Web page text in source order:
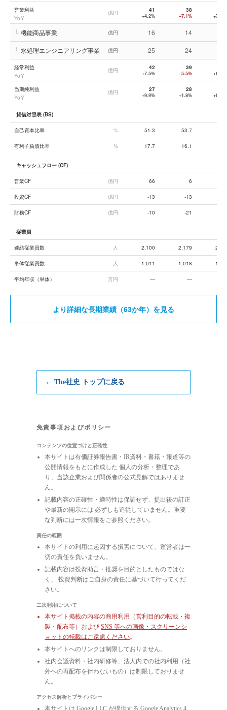
営業利益
YoY
億円 41
+4.2%
38
−7.1%
└ 機能商品事業 億円 16 14
└ 水処理エンジニアリング事業 億円 25 24
経常利益
YoY
億円 42
+7.5%
39
−5.5%
当期純利益
YoY
億円 27
+9.9%
28
+1.8%
貸借対照表 (BS)
自己資本比率 % 51.3 53.7
有利子負債比率 % 17.7 16.1
キャッシュフロー (CF)
営業CF 億円 66 6
投資CF 億円 -13 -13
財務CF 億円 -10 -21
従業員
連結従業員数 人 2,100 2,179
単体従業員数 人 1,011 1,018
平均年収（単体） 万円 — —
より詳細な長期業績（63か年）を見る
← The社史 トップに戻る
免責事項およびポリシー
コンテンツの位置づけと正確性
本サイトは有価証券報告書・IR資料・書籍・報道等の
公開情報をもとに作成した 個人の分析・整理であ
り、当該企業および関係者の公式見解ではありませ
ん。
記載内容の正確性・適時性は保証せず、提出後の訂正
や最新の開示には 必ずしも追従していません。重要
な判断には一次情報をご参照ください。
責任の範囲
本サイトの利用に起因する損害について、運営者は一
切の責任を負いません。
記載内容は投資助言・推奨を目的としたものではな
く、 投資判断はご自身の責任に基づいて行ってくだ
さい。
二次利用について
本サイト掲載の内容の商用利用（営利目的の転載・複
製・配布等）および SNS 等への画像・スクリーンシ
ョットの転載はご遠慮ください。
本サイトへのリンクは制限しておりません。
社内会議資料・社内研修等、法人内での社内利用（社
外への再配布を伴わないもの）は制限しておりませ
ん。
アクセス解析とプライバシー
本サイトは Google LLC が提供する Google Analytics 4